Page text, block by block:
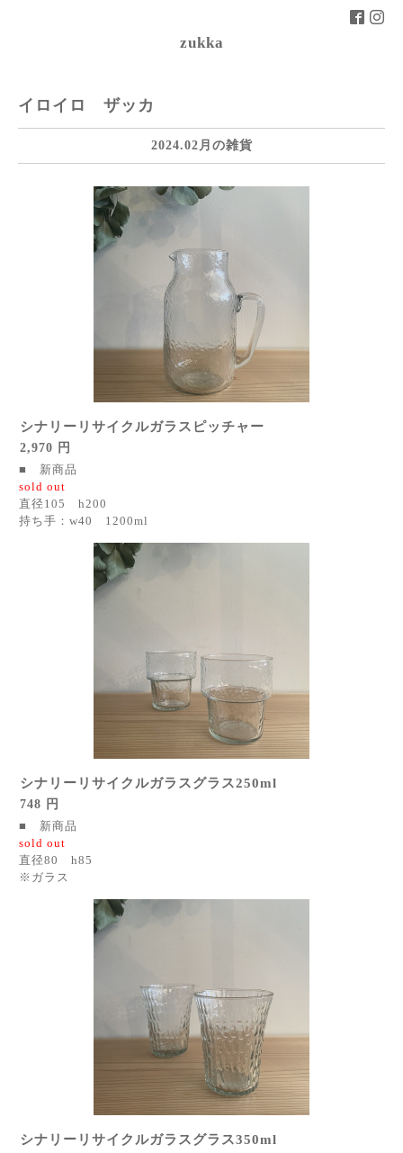
zukka
イロイロ ザッカ
2024.02月の雑貨
シナリーリサイクルガラスピッチャー
2,970 円
■ 新商品
sold out
直径105 h200
持ち手：w40 1200ml
シナリーリサイクルガラスグラス250ml
748 円
■ 新商品
sold out
直径80 h85
※ガラス
シナリーリサイクルガラスグラス350ml